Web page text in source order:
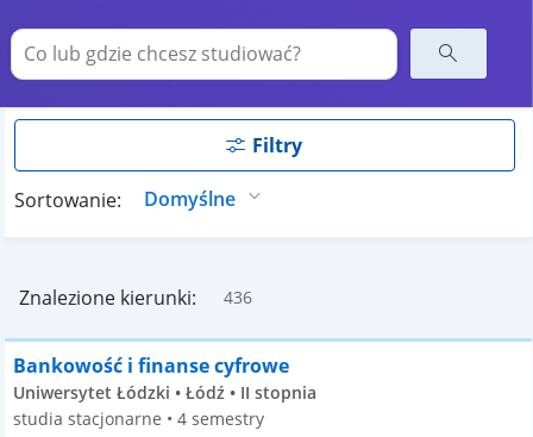
Filtry
Sortowanie:
Znalezione kierunki: 436
Bankowość i finanse cyfrowe
Uniwersytet Łódzki • Łódź • II stopnia
studia stacjonarne • 4 semestry